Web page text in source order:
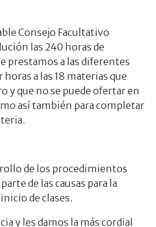
Consejo Facultativo
las 240 horas de
prestamos a las diferentes
horas a las 18 materias que
y que no se puede ofertar en
así también para completar
de los procedimientos
de las causas para la
de clases.
y les damos la más cordial